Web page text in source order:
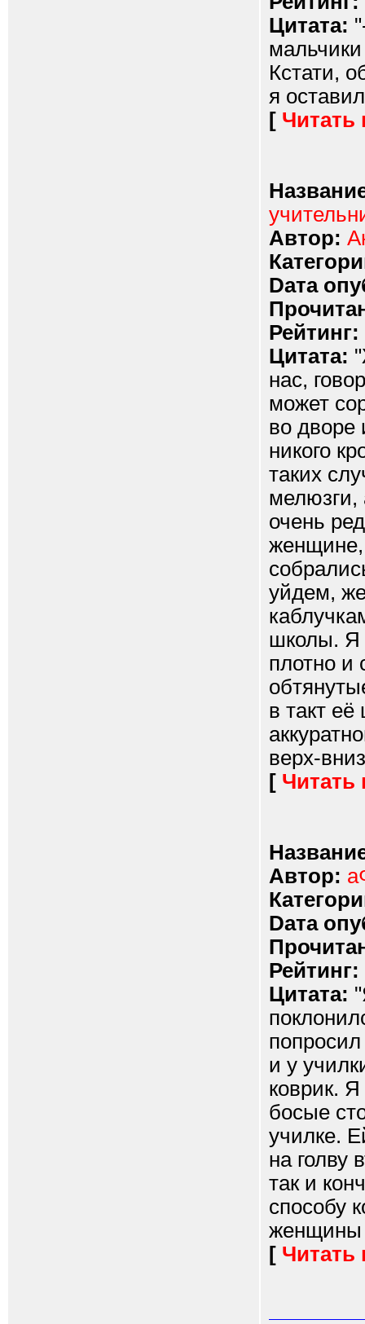
Цитата:
мальчики
Кстати,
я
[ Читать
Автор:
Dата
Рейтинг:
Цитата:
нас,
может
во дворе
никого
таких
мелюзги,
очень
уйдем,
школы. Я
плотно и
в такт её
верх-
[ Читать
Автор:
Dата
Рейтинг:
Цитата:
и у
коврик.
босые
училке.
на голву
так и
способу
женщины
[ Читать